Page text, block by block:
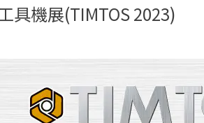
具機展(TIMTOS 2023)